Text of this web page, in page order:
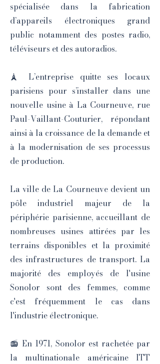
spécialisée dans la fabrication
d’appareils électroniques grand
public notamment des postes radio,
téléviseurs et des autoradios.
🗼 L’entreprise quitte ses locaux
parisiens pour s’installer dans une
nouvelle usine à La Courneuve, rue
Paul-Vaillant-Couturier, répondant
ainsi à la croissance de la demande et
à la modernisation de ses processus
de production.
La ville de La Courneuve devient un
pôle industriel majeur de la
périphérie parisienne, accueillant de
nombreuses usines attirées par les
terrains disponibles et la proximité
des infrastructures de transport. La
majorité des employés de l'usine
Sonolor sont des femmes, comme
c'est fréquemment le cas dans
l'industrie électronique.
📻 En 1971, Sonolor est rachetée par
la multinationale américaine ITT